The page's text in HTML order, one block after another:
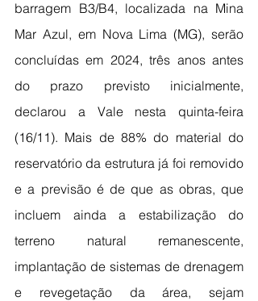
barragem B3/B4, localizada na Mina
Mar Azul, em Nova Lima (MG), serão
concluídas em 2024, três anos antes
do prazo previsto inicialmente,
declarou a Vale nesta quinta-feira
(16/11). Mais de 88% do material do
reservatório da estrutura já foi removido
e a previsão é de que as obras, que
incluem ainda a estabilização do
terreno natural remanescente,
implantação de sistemas de drenagem
e revegetação da área, sejam